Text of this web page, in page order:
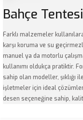
Bahçe
Farklı malzemeler
karşı koruma ve su
manuel ya da motorlu
kullanımı oldukça pratiktir.
sahip olan modeller, şıklığı
işletmeler için ideal
desen seçeneğine sahip,